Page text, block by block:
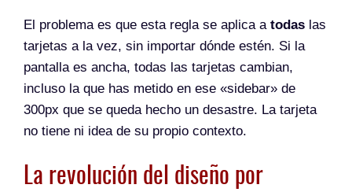
El problema es que esta regla se aplica a todas las
tarjetas a la vez, sin importar dónde estén. Si la
pantalla es ancha, todas las tarjetas cambian,
incluso la que has metido en ese «sidebar» de
300px que se queda hecho un desastre. La tarjeta
no tiene ni idea de su propio contexto.
La revolución del diseño por